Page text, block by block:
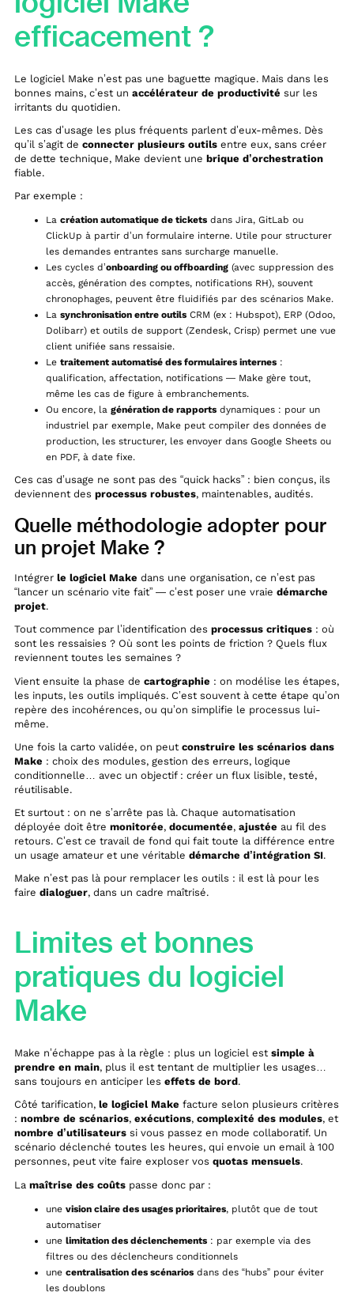
efficacement ?
Le logiciel Make n’est pas une baguette magique. Mais dans les
bonnes mains, c’est un accélérateur de productivité sur les
irritants du quotidien.
Les cas d’usage les plus fréquents parlent d’eux-mêmes. Dès
qu’il s’agit de connecter plusieurs outilsentre eux, sans créer
de dette technique, Make devient une brique d’orchestration
fiable.
Par exemple :
La création automatique de ticketsdans Jira, GitLab ou
ClickUp à partir d’un formulaire interne. Utile pour structurer
les demandes entrantes sans surcharge manuelle.
Les cycles d’onboarding ou offboarding(avec suppression des
accès, génération des comptes, notifications RH), souvent
chronophages, peuvent être fluidifiés par des scénarios Make.
La synchronisation entre outilsCRM (ex : Hubspot), ERP (Odoo,
Dolibarr) et outils de support (Zendesk, Crisp) permet une vue
client unifiée sans ressaisie.
Le traitement automatisé des formulaires internes:
qualification, affectation, notifications — Make gère tout,
même les cas de figure à embranchements.
Ou encore, la génération de rapportsdynamiques : pour un
industriel par exemple, Make peut compiler des données de
production, les structurer, les envoyer dans Google Sheets ou
en PDF, à date fixe.
Ces cas d’usage ne sont pas des “quick hacks” : bien conçus, ils
deviennent des processus robustes, maintenables, audités.
Quelle méthodologie adopter pour
un projet Make ?
Intégrer le logiciel Make dans une organisation, ce n’est pas
“lancer un scénario vite fait” — c’est poser une vraie démarche
projet.
Tout commence par l’identification des processus critiques: où
sont les ressaisies ? Où sont les points de friction ? Quels flux
reviennent toutes les semaines ?
Vient ensuite la phase de cartographie : on modélise les étapes,
les inputs, les outils impliqués. C’est souvent à cette étape qu’on
repère des incohérences, ou qu’on simplifie le processus lui-
même.
Une fois la carto validée, on peut construire les scénarios dans
Make : choix des modules, gestion des erreurs, logique
conditionnelle… avec un objectif : créer un flux lisible, testé,
réutilisable.
Et surtout : on ne s’arrête pas là. Chaque automatisation
déployée doit être monitorée, documentée, ajustée au fil des
retours. C’est ce travail de fond qui fait toute la différence entre
un usage amateur et une véritable démarche d’intégration SI.
Make n’est pas là pour remplacer les outils : il est là pour les
faire dialoguer, dans un cadre maîtrisé.
Limites et bonnes
pratiques du logiciel
Make
Make n’échappe pas à la règle : plus un logiciel est simple à
prendre en main, plus il est tentant de multiplier les usages…
sans toujours en anticiper les effets de bord.
Côté tarification, le logiciel Make facture selon plusieurs critères
: nombre de scénarios, exécutions, complexité des modules, et
nombre d’utilisateurssi vous passez en mode collaboratif. Un
scénario déclenché toutes les heures, qui envoie un email à 100
personnes, peut vite faire exploser vos quotas mensuels.
La maîtrise des coûtspasse donc par :
une vision claire des usages prioritaires, plutôt que de tout
automatiser
une limitation des déclenchements: par exemple via des
filtres ou des déclencheurs conditionnels
une centralisation des scénariosdans des “hubs” pour éviter
les doublons